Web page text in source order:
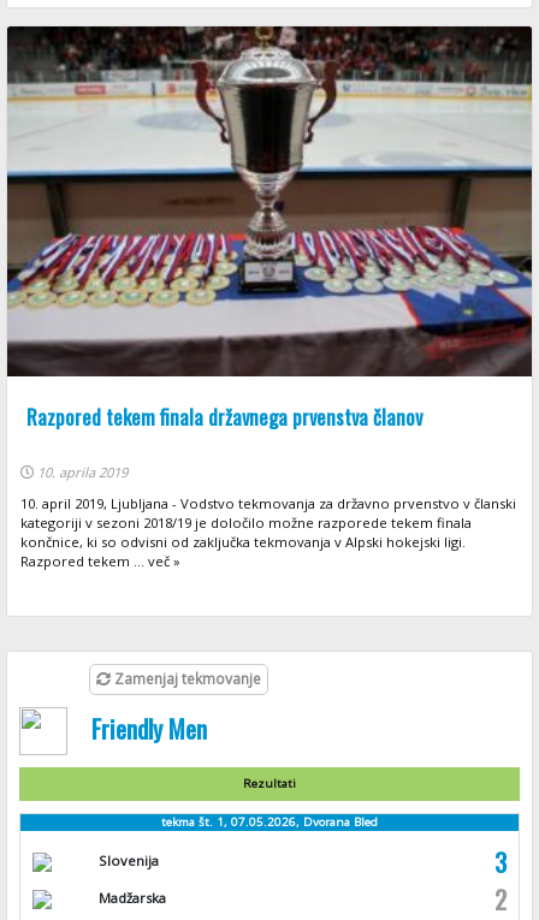
Razpored tekem finala državnega prvenstva članov
10. aprila 2019
10. april 2019, Ljubljana - Vodstvo tekmovanja za državno prvenstvo v članski
kategoriji v sezoni 2018/19 je določilo možne razporede tekem finala
končnice, ki so odvisni od zaključka tekmovanja v Alpski hokejski ligi.
Razpored tekem ... več »
Zamenjaj tekmovanje
Friendly Men
Rezultati
tekma št. 1, 07.05.2026, Dvorana Bled
Slovenija 3
Madžarska 2